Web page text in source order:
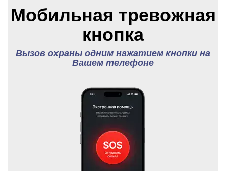
Мобильная тревожная
кнопка
Вызов охраны одним нажатием кнопки на
Вашем телефоне